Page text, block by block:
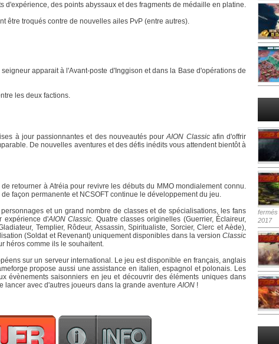
d'expérience, des points abyssaux et des fragments de médaille en platine.
être troqués contre de nouvelles ailes PvP (entre autres).
apparait à l'Avant-poste d'Inggison et dans la Base d'opérations de
les deux factions.
à jour passionnantes et des nouveautés pourAION Classicafin d'offrir
De nouvelles aventures et des défis inédits vous attendent bientôt à
retourner à Atréia pour revivre les débuts du MMO mondialement connu.
de façon permanente et NCSOFT continue le développement du jeu.
et un grand nombre de classes et de spécialisations, les fans
expérience d'AION Classic. Quatre classes originelles (Guerrier, Éclaireur,
Templier, Rôdeur, Assassin, Spiritualiste, Sorcier, Clerc et Aède),
(Soldat et Revenant) uniquement disponibles dans la version Classic
héros comme ils le souhaitent.
sur un serveur international. Le jeu est disponible en français, anglais
propose aussi une assistance en italien, espagnol et polonais. Les
évènements saisonniers en jeu et découvrir des éléments uniques dans
lancer avec d'autres joueurs dans la grande aventureAION !
fermés
2017